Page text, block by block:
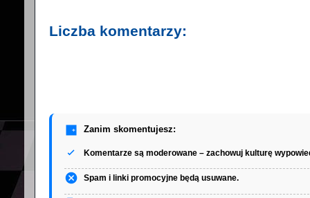
Liczba komentarzy:
Zanim skomentujesz:
Komentarze są moderowane – zachowuj kulturę
Spam i linki promocyjne będą usuwane.